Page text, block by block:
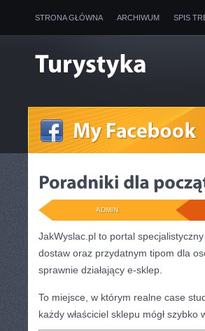
STRONA GŁÓWNA ARCHIWUM SPIS
ADMIN
JakWyslac.pl to portal
dostaw oraz przydatnym tipom dla
sprawnie działający e-sklep.
To miejsce, w którym realne case
każdy właściciel sklepu mógł